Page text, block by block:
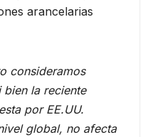
arancelarias
consideramos
la reciente
por EE.UU.
global, no afecta